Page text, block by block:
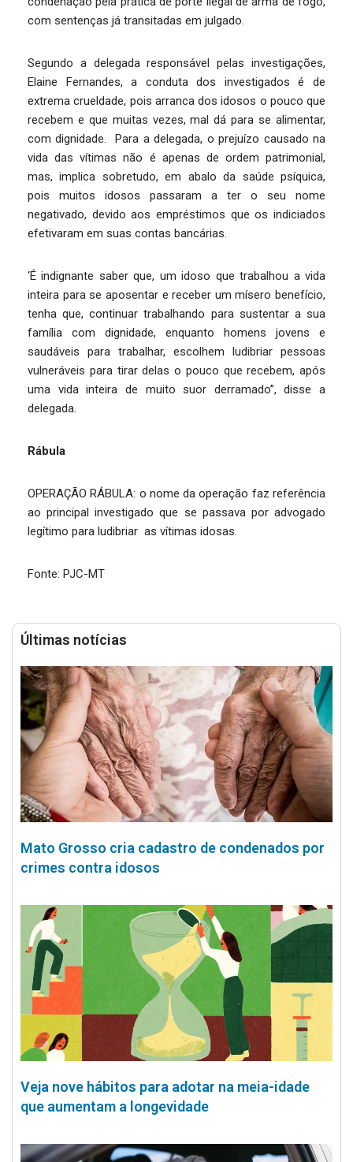
com sentenças já transitadas em julgado.
Segundo a delegada responsável pelas investigações,
Elaine Fernandes, a conduta dos investigados é de
extrema crueldade, pois arranca dos idosos o pouco que
recebem e que muitas vezes, mal dá para se alimentar,
com dignidade. Para a delegada, o prejuízo causado na
vida das vítimas não é apenas de ordem patrimonial,
mas, implica sobretudo, em abalo da saúde psíquica,
pois muitos idosos passaram a ter o seu nome
negativado, devido aos empréstimos que os indiciados
efetivaram em suas contas bancárias.
‘É indignante saber que, um idoso que trabalhou a vida
inteira para se aposentar e receber um mísero benefício,
tenha que, continuar trabalhando para sustentar a sua
família com dignidade, enquanto homens jovens e
saudáveis para trabalhar, escolhem ludibriar pessoas
vulneráveis para tirar delas o pouco que recebem, após
uma vida inteira de muito suor derramado”, disse a
delegada.
Rábula
OPERAÇÃO RÁBULA: o nome da operação faz referência
ao principal investigado que se passava por advogado
legítimo para ludibriar as vítimas idosas.
Fonte: PJC-MT
Últimas notícias
Mato Grosso cria cadastro de condenados por
crimes contra idosos
Veja nove hábitos para adotar na meia-idade
que aumentam a longevidade